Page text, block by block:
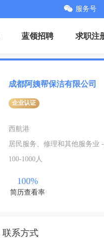
服务号
蓝领招聘 求职注
成都阿姨帮保洁有限公司
企业认证
西航港
居民服务、修理和其他服务业
100-1000人
100%
简历查看率
联系方式